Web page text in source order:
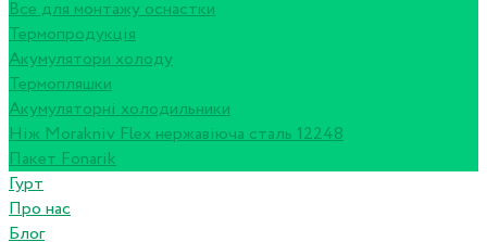
Все для монтажу оснастки
Термопродукція
Акумулятори холоду
Термопляшки
Акумуляторні холодильники
Ніж Morakniv Flex нержавіюча сталь 12248
Пакет Fonarik
Гурт
Про нас
Блог